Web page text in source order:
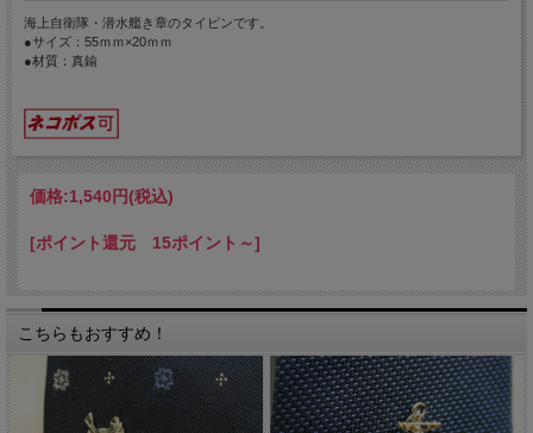
海上自衛隊・潜水艦き章のタイピンです。
●サイズ：55ｍｍ×20ｍｍ
●材質：真鍮
価格:1,540円(税込)
[ポイント還元 15ポイント～]
こちらもおすすめ！